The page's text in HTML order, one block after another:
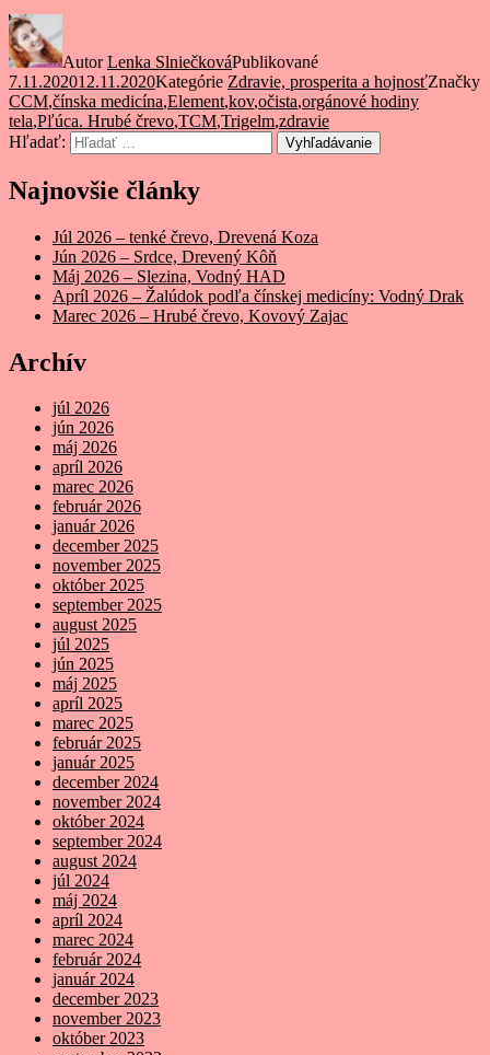
AutorLenka SlniečkováPublikované
7.11.202012.11.2020Kategórie Zdravie, prosperita a hojnosťZnačky
CCM,čínska medicína,Element,kov,očista,orgánové hodiny
tela,Pľúca. Hrubé črevo,TCM,Trigelm,zdravie
Hľadať:
Vyhľadávanie
Najnovšie články
Júl 2026 – tenké črevo, Drevená Koza
Jún 2026 – Srdce, Drevený Kôň
Máj 2026 – Slezina, Vodný HAD
Apríl 2026 – Žalúdok podľa čínskej medicíny: Vodný Drak
Marec 2026 – Hrubé črevo, Kovový Zajac
Archív
júl 2026
jún 2026
máj 2026
apríl 2026
marec 2026
február 2026
január 2026
december 2025
november 2025
október 2025
september 2025
august 2025
júl 2025
jún 2025
máj 2025
apríl 2025
marec 2025
február 2025
január 2025
december 2024
november 2024
október 2024
september 2024
august 2024
júl 2024
máj 2024
apríl 2024
marec 2024
február 2024
január 2024
december 2023
november 2023
október 2023